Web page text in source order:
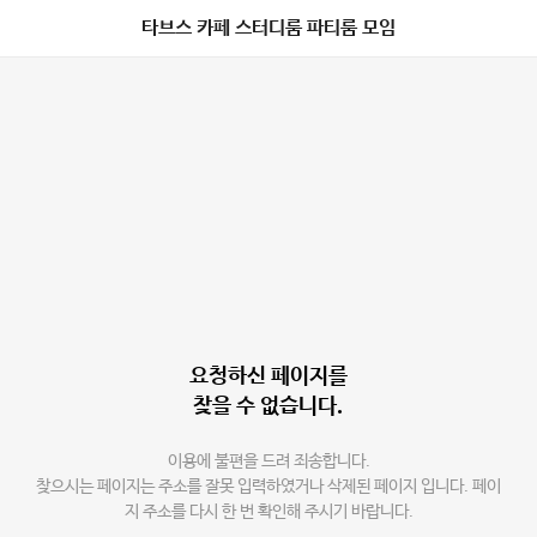
타브스 카페 스터디룸 파티룸 모임
요청하신 페이지를
찾을 수 없습니다.
이용에 불편을 드려 죄송합니다.
찾으시는 페이지는 주소를 잘못 입력하였거나 삭제된 페이지 입니다. 페이
지 주소를 다시 한 번 확인해 주시기 바랍니다.